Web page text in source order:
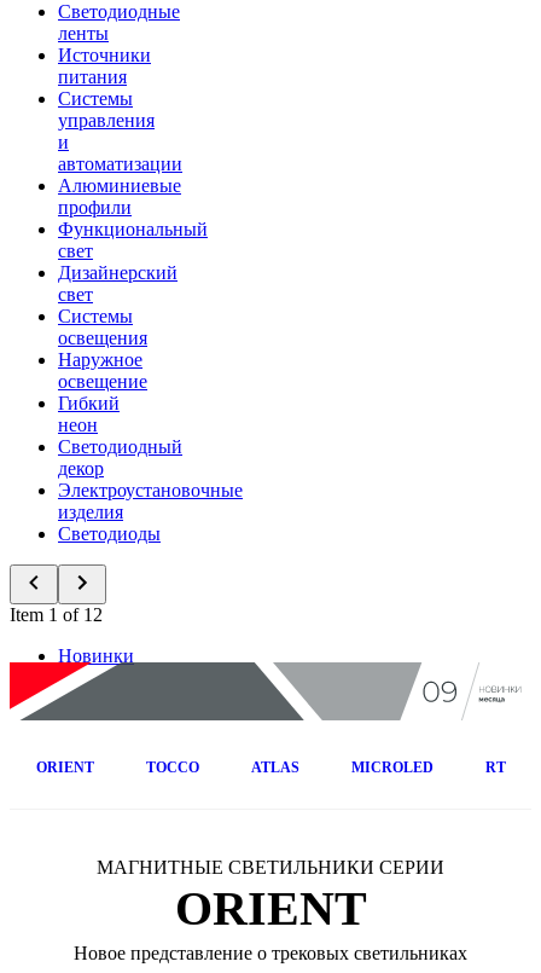
Светодиодные
ленты
Источники
питания
Системы
управления
и
автоматизации
Алюминиевые
профили
Функциональный
свет
Дизайнерский
свет
Системы
освещения
Наружное
освещение
Гибкий
неон
Светодиодный
декор
Электроустановочные
изделия
Светодиоды
Item 1 of 12
Новинки
ORIENT TOCCO ATLAS MICROLED RT
МАГНИТНЫЕ СВЕТИЛЬНИКИ СЕРИИ
ORIENT
Новое представление о трековых светильниках